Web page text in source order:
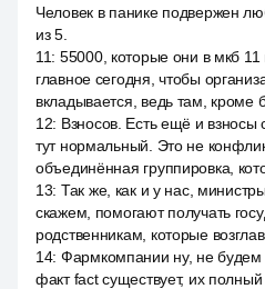
Человек в панике подвержен
из 5.
11: 55000, которые они в мкб
главное сегодня, чтобы
вкладывается, ведь там, кроме
12: Взносов. Есть ещё и
тут нормальный. Это не
объединённая группировка,
13: Так же, как и у нас,
скажем, помогают получать
родственникам, которые
14: Фармкомпании ну, не будем
факт fact существует, их полный